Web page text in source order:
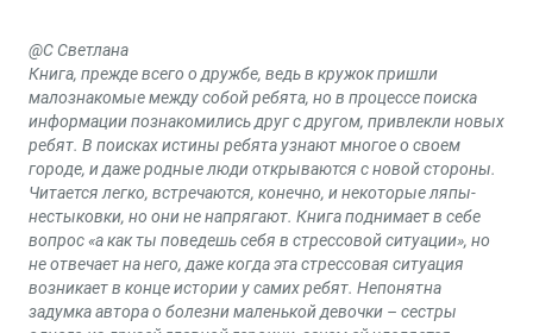
@С Светлана
Книга, прежде всего о дружбе, ведь в кружок пришли
малознакомые между собой ребята, но в процессе поиска
информации познакомились друг с другом, привлекли новых
ребят. В поисках истины ребята узнают многое о своем
городе, и даже родные люди открываются с новой стороны.
Читается легко, встречаются, конечно, и некоторые ляпы-
нестыковки, но они не напрягают. Книга поднимает в себе
вопрос «а как ты поведешь себя в стрессовой ситуации», но
не отвечает на него, даже когда эта стрессовая ситуация
возникает в конце истории у самих ребят. Непонятна
задумка автора о болезни маленькой девочки – сестры